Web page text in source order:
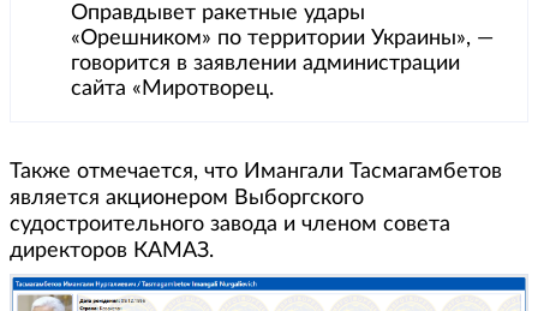
Оправдывет ракетные удары
«Орешником» по территории Украины», —
говорится в заявлении администрации
сайта «Миротворец.
Также отмечается, что Имангали Тасмагамбетов
является акционером Выборгского
судостроительного завода и членом совета
директоров КАМАЗ.